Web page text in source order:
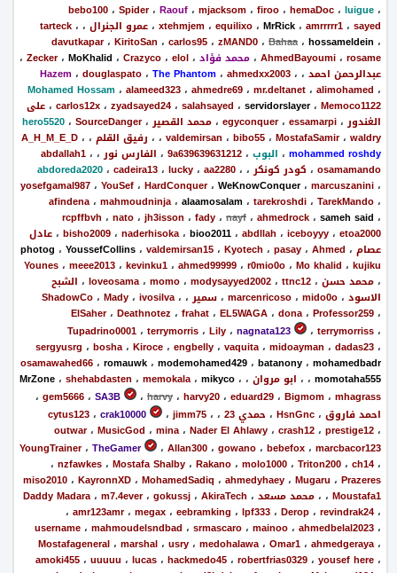
bebo100، Spider، Raouf، mjacksom، firoo، hemaDoc، luigue،
xtehmjem، equilixo، MrRick، amrrrrr1، sayed ،عمرو الجنرال ، tarteck،
davutkapar، KiritoSan ، carlos95، zMAND0، Bahaa، hossameldein ،
AhmedBayoumi، rosame ،محمد فؤاد ، Zecker، MoKhalid ، Crazyco، elol
،
عبدالرحمن احمد ، Hazem، douglaspato، The Phantom، ahmedxx2003،
Mohamed Hossam، alameed323، ahmedre69، mr.deltanet، alimohamed ،
carlos12x، zyadsayed24، salahsayed ، servidorslayer، Memoco1122 ،على
الغندور ، egyconquer، essamarpi ،محمد القصير ، hero5520، SourceDanger
، valdemirsan ، bibo55، MostafaSamir، waldry ، رفيق القلم ، A_H_M_E_D،
mohammed roshdy ، البوب ،9a639639631212 ، الفارس نور ، abdallah1،
osamamando ، كودر كونكر ، abdoreda2020، cadeira13، lucky، aa2280،
yosefgamal987، YouSef، HardConquer، WeKnowConquer، marcuszanini،
afindena، mahmoudninja، alaamosalam، tarekroshdi، TarekMando،
rcpffbvh ، nato،jh3isson ، fady، nayf، ahmedrock، sameh said ،
bisho2009، naderhisoka، bioo2011، abdllah ، iceboyyy، etoa2000 ،عادل
عصام ، photog ، YoussefCollins، valdemirsan15، Kyotech ، pasay، Ahmed
Younes، meee2013، kevinku1، ahmed99999، r0mio0o، Mo khalid ، kujiku
،محمد حسن ، loveosama، momo، modysayyed2002، ttnc12 ، الشبح
الاسود ، marcenricoso، mido0o ،سمير ، ShadowCo، Mady، ivosilva،
ElSaher، Deathnotez، frahat، EL5WAGA، dona، Professor259،
Tupadrino0001، terrymorris، Lily، nagnata123 ، terrymorriss،
sergyusrg ، bosha، Kiroce، engbelly، vaquita، midoayman ، dadas23،
osamawahed66، romauwk، modemohamed429، batanony، mohamedbadr
، momotaha555 ، ابو مروان ، MrZone، shehabdasten ، memokala، mikyco،
gem5666، SA3B ، harvy، harvy20، eduard29، Bigmom، mhagrass
،
احمد فاروق ،HsnGnc ، حمدي 23 ، cytus123، crak10000 ،jimm75،
outwar، MusicGod ، mina، Nader El Ahlawy، crash12، prestige12،
YoungTrainer، TheGamer ، Allan300، gowano، bebefox، marcbacor123
، nzfawkes، Mostafa Shalby، Rakano، molo1000، Triton200، ch14،
miso2010، KayronnXD، MohamedSadiq ، ahmedyhaey، Mugaru ، Prazeres
، Moustafa1 ،محمد مسعد ، Daddy Madara، m7.4ever، gokussj، AkiraTech
، amr123amr، megax، eebramking ، lpf333، Derop، revindrak24،
username، mahmoudelsndbad ، srmascaro، mainoo، ahmedbelal2023،
Mostafageneral، marshal، usry، medohalawa، Omar1، ahmedgeraya،
amoki455، uuuuu ، lucas، hackmedo45، robertfrias0329، yousef here،